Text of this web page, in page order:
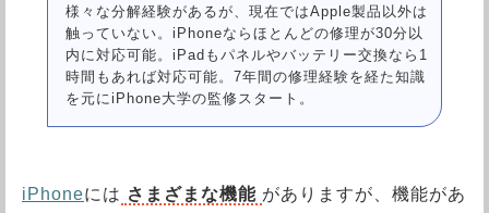
様々な分解経験があるが、現在ではApple製品以外は
触っていない。iPhoneならほとんどの修理が30分以
内に対応可能。iPadもパネルやバッテリー交換なら1
時間もあれば対応可能。7年間の修理経験を経た知識
を元にiPhone大学の監修スタート。
iPhoneには さまざまな機能 がありますが、機能があ